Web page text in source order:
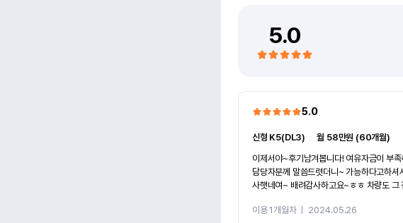
5.0
5.0
신형 K5(DL3) ㅣ월 58만원 (60개월)
이제서야~후기남겨봅니다! 여유자금이 부족해서~
담당자분께 말씀드렷더니~ 가능하다고하셔서~감
사햇네여~ 배려감사하고요~ㅎㅎ 차량도 그 전차
갈아탈 생각입니다~ 이노스렌트카~화이팅입니다
이용 1개월차ㅣ 2024.05.26